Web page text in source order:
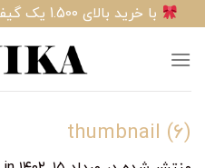
to
content
با خرید بالای 1.500 یک گیفت از پینیکا هدیه بگیرید
thumbnail (6)